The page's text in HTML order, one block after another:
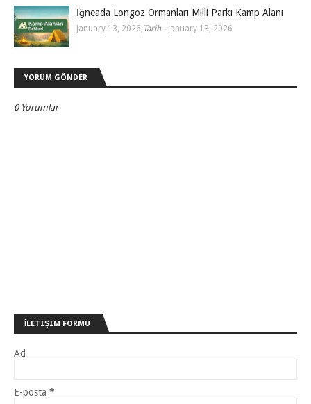
İğneada Longoz Ormanları Milli Parkı Kamp Alanı
January 13, 2026, Tarih - January 13, 2026
YORUM GÖNDER
0 Yorumlar
İLETIŞIM FORMU
Ad
E-posta *